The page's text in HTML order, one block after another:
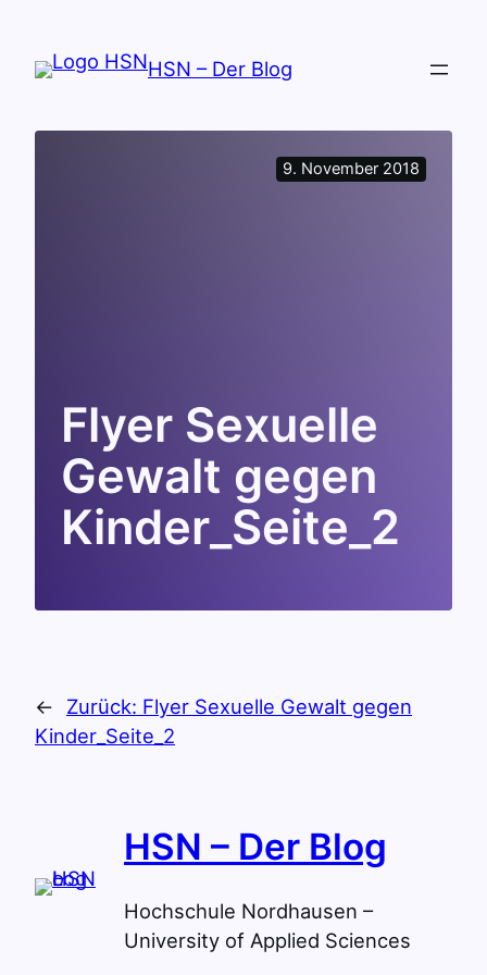
Inhalt
springen
HSN – Der Blog
9. November 2018
Flyer Sexuelle
Gewalt gegen
Kinder_Seite_2
← Zurück: Flyer Sexuelle Gewalt gegen
Kinder_Seite_2
HSN – Der Blog
Hochschule Nordhausen –
University of Applied Sciences